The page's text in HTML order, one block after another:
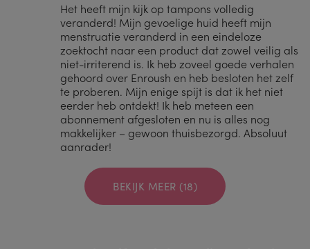
Het heeft mijn kijk op tampons volledig
veranderd! Mijn gevoelige huid heeft mijn
menstruatie veranderd in een eindeloze
zoektocht naar een product dat zowel veilig als
niet-irriterend is. Ik heb zoveel goede verhalen
gehoord over Enroush en heb besloten het zelf
te proberen. Mijn enige spijt is dat ik het niet
eerder heb ontdekt! Ik heb meteen een
abonnement afgesloten en nu is alles nog
makkelijker – gewoon thuisbezorgd. Absoluut
aanrader!
BEKIJK MEER (18)